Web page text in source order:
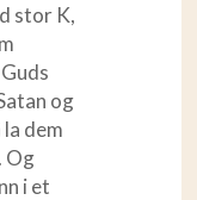
stor K,
og
dem
Og
i et